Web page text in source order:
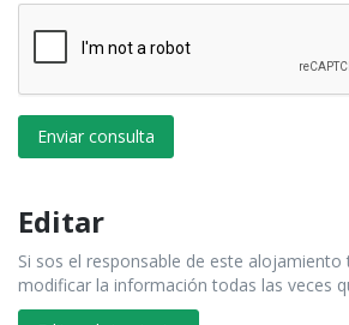
Enviar consulta
Editar
Si sos el responsable de este alojamiento
modificar la información todas las veces